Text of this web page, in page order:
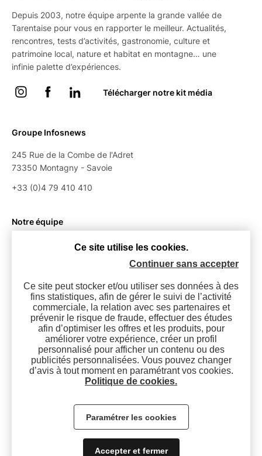
Depuis 2003, notre équipe arpente la grande vallée de
Tarentaise pour vous en rapporter le meilleur. Actualités,
rencontres, tests d’activités, gastronomie, culture et
patrimoine local, nature et habitat en montagne… une
infinie palette d’expériences.
InstagramFacebookLinkedinTélécharger notre kit média
Groupe Infosnews
245 Rue de la Combe de l'Adret
73350 Montagny - Savoie
+33 (0)4 79 410 410
Notre équipe
Jeu culte !
Oukison Paul et René ?
Contactez-nous
Ce site utilise les cookies.
Continuer sans accepter
Ce site peut stocker et/ou utiliser ses données à des
fins statistiques, afin de gérer le suivi de l’activité
commerciale, la relation avec ses partenaires et
prévenir le risque de fraude, effectuer des études
afin d’optimiser les offres et les produits, pour
améliorer votre expérience, créer un profil
personnalisé pour afficher un contenu ou des
publicités personnalisées. Vous pouvez changer
d’avis à tout moment en paramétrant vos cookies.
Politique de cookies.
Paramétrer les cookies
Accepter et fermer